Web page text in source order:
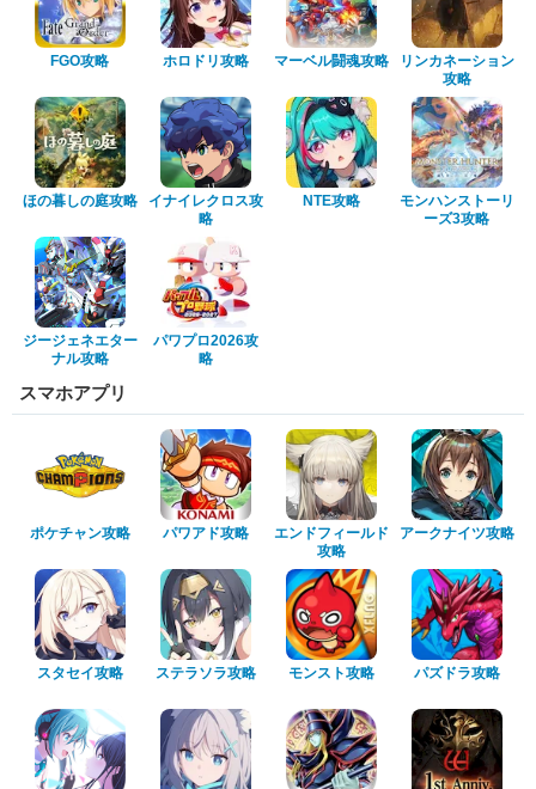
FGO攻略 ホロドリ攻略 マーベル闘魂攻略
リンカネーション
攻略
ほの暮しの庭攻略
イナイレクロス攻
略
NTE攻略
モンハンストーリ
ーズ3攻略
ジージェネエター
ナル攻略
パワプロ2026攻
略
スマホアプリ
ポケチャン攻略 パワアド攻略
エンドフィールド
攻略
アークナイツ攻略
スタセイ攻略 ステラソラ攻略 モンスト攻略 パズドラ攻略